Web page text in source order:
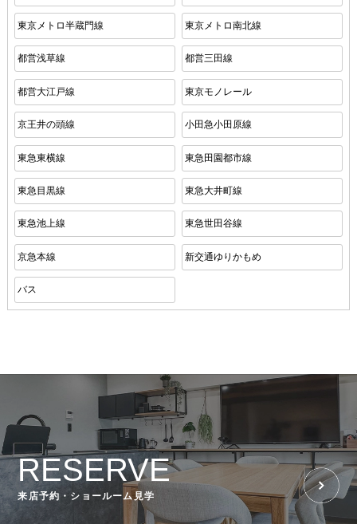
東京メトロ半蔵門線 東京メトロ南北線
都営浅草線 都営三田線
都営大江戸線 東京モノレール
京王井の頭線 小田急小田原線
東急東横線 東急田園都市線
東急目黒線 東急大井町線
東急池上線 東急世田谷線
京急本線 新交通ゆりかもめ
バス
RESERVE
来店予約・ショールーム見学